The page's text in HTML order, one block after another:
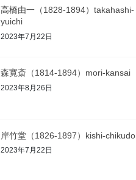
高橋由一（1828-1894）takahashi-
yuichi
2023年7月22日
森寛斎（1814-1894）mori-kansai
2023年8月26日
岸竹堂（1826-1897）kishi-chikudo
2023年7月22日